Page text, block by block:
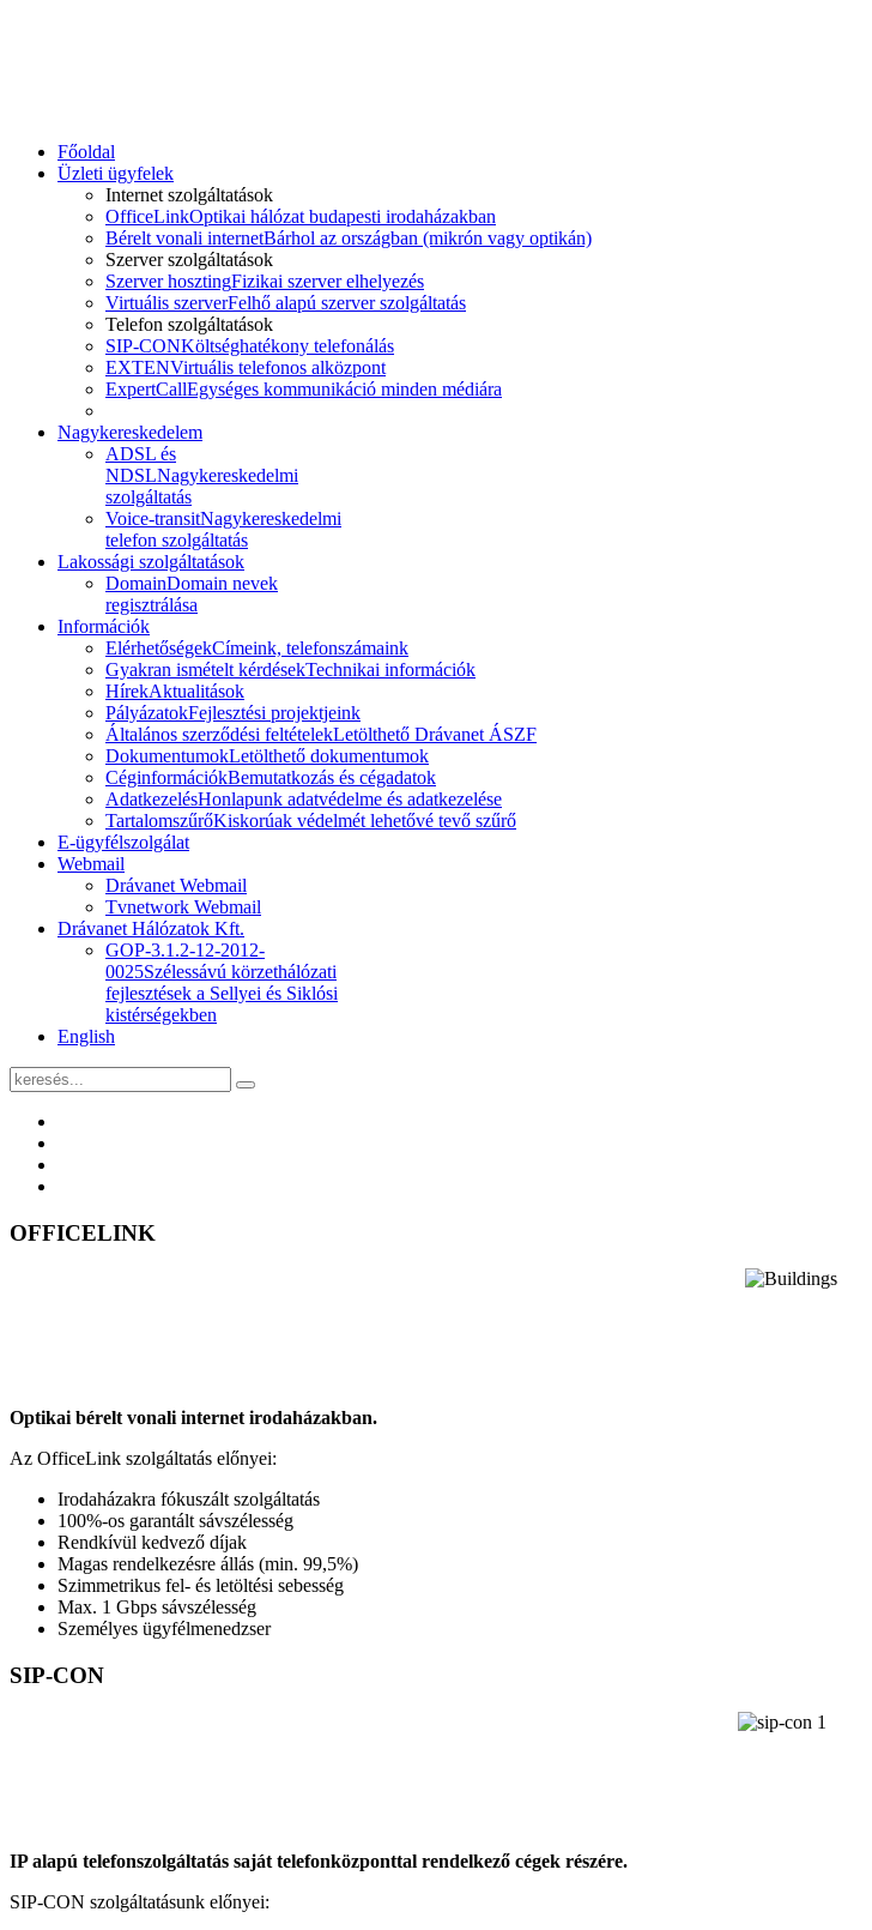
Főoldal
Üzleti ügyfelek
Internet szolgáltatások
OfficeLinkOptikai hálózat budapesti irodaházakban
Bérelt vonali internetBárhol az országban (mikrón vagy optikán)
Szerver szolgáltatások
Szerver hosztingFizikai szerver elhelyezés
Virtuális szerverFelhő alapú szerver szolgáltatás
Telefon szolgáltatások
SIP-CONKöltséghatékony telefonálás
EXTENVirtuális telefonos alközpont
ExpertCallEgységes kommunikáció minden médiára
Nagykereskedelem
ADSL és
NDSLNagykereskedelmi
szolgáltatás
Voice-transitNagykereskedelmi
telefon szolgáltatás
Lakossági szolgáltatások
DomainDomain nevek
regisztrálása
Információk
ElérhetőségekCímeink, telefonszámaink
Gyakran ismételt kérdésekTechnikai információk
HírekAktualitások
PályázatokFejlesztési projektjeink
Általános szerződési feltételekLetölthető Drávanet ÁSZF
DokumentumokLetölthető dokumentumok
CéginformációkBemutatkozás és cégadatok
AdatkezelésHonlapunk adatvédelme és adatkezelése
TartalomszűrőKiskorúak védelmét lehetővé tevő szűrő
E-ügyfélszolgálat
Webmail
Drávanet Webmail
Tvnetwork Webmail
Drávanet Hálózatok Kft.
GOP-3.1.2-12-2012-
0025Szélessávú körzethálózati
fejlesztések a Sellyei és Siklósi
kistérségekben
English
OFFICELINK
Optikai bérelt vonali internet irodaházakban.
Az OfficeLink szolgáltatás előnyei:
Irodaházakra fókuszált szolgáltatás
100%-os garantált sávszélesség
Rendkívül kedvező díjak
Magas rendelkezésre állás (min. 99,5%)
Szimmetrikus fel- és letöltési sebesség
Max. 1 Gbps sávszélesség
Személyes ügyfélmenedzser
SIP-CON
IP alapú telefonszolgáltatás saját telefonközponttal rendelkező cégek részére.
SIP-CON szolgáltatásunk előnyei: